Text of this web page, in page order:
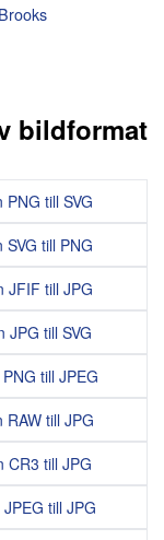
bildformat
PNG till SVG
SVG till PNG
JFIF till JPG
JPG till SVG
till JPEG
RAW till JPG
CR3 till JPG
till JPG